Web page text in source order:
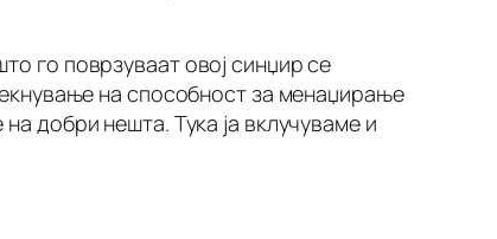
го поврзуваат овој синџир се
на способност за менаџирање
добри нешта. Тука ја вклучуваме и